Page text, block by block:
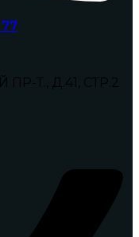
Т., Д.41, СТР.2